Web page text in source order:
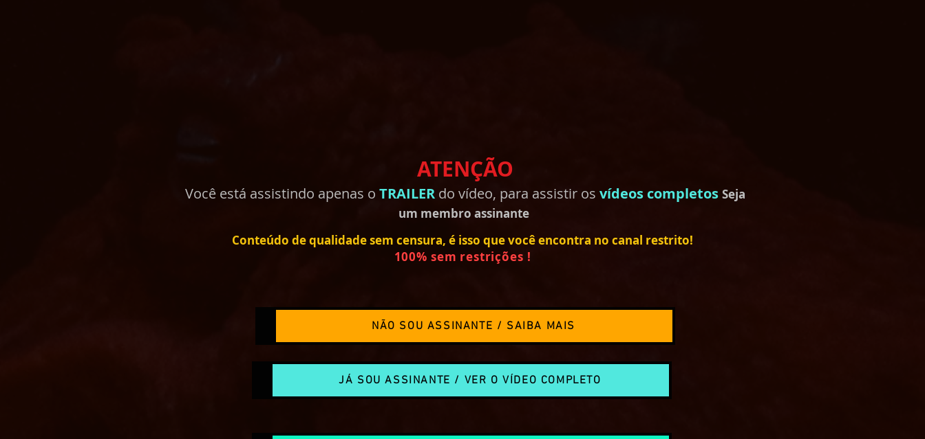
ATENÇÃO
Você está assistindo apenas o TRAILER do vídeo, para assistir os vídeos completos Seja
um membro assinante
Conteúdo de qualidade sem censura, é isso que você encontra no canal restrito!
100% sem restrições !
NÃO SOU ASSINANTE / SAIBA MAIS
JÁ SOU ASSINANTE / VER O VÍDEO COMPLETO